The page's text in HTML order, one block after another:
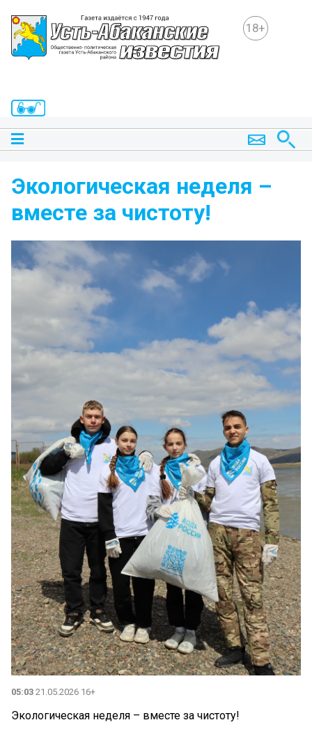
18+
Экологическая неделя –
вместе за чистоту!
05:03 21.05.2026 16+
Экологическая неделя – вместе за чистоту!